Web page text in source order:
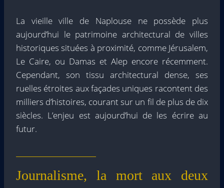
La vieille ville de Naplouse ne possède plus
aujourd’hui le patrimoine architectural de villes
historiques situées à proximité, comme Jérusalem,
Le Caire, ou Damas et Alep encore récemment.
Cependant, son tissu architectural dense, ses
ruelles étroites aux façades uniques racontent des
milliers d’histoires, courant sur un fil de plus de dix
siècles. L’enjeu est aujourd’hui de les écrire au
futur.
Journalisme, la mort aux deux